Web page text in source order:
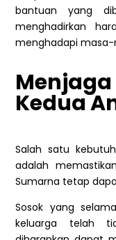
bantuan yang
menghadirkan
menghadapi masa-
Kedua
Salah satu
adalah
Sumarna tetap
Sosok yang
keluarga telah